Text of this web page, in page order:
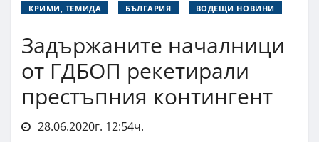
КРИМИ, ТЕМИДА БЪЛГАРИЯ ВОДЕЩИ НОВИНИ
Задържаните началници
от ГДБОП рекетирали
престъпния контингент
28.06.2020г. 12:54ч.